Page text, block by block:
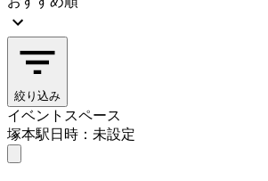
絞り込み
イベントスペース
塚本駅日時：未設定